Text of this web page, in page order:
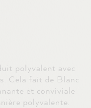
polyvalent avec
Cela fait de Blanc
et conviviale
polyvalente.